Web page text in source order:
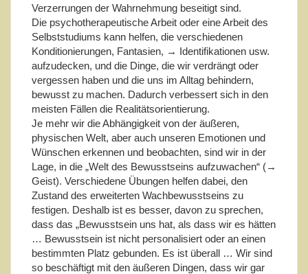
Verzerrungen der Wahrnehmung beseitigt sind.
Die psychotherapeutische Arbeit oder eine Arbeit des
Selbststudiums kann helfen, die verschiedenen
Konditionierungen, Fantasien, → Identifikationen usw.
aufzudecken, und die Dinge, die wir verdrängt oder
vergessen haben und die uns im Alltag behindern,
bewusst zu machen. Dadurch verbessert sich in den
meisten Fällen die Realitätsorientierung.
Je mehr wir die Abhängigkeit von der äußeren,
physischen Welt, aber auch unseren Emotionen und
Wünschen erkennen und beobachten, sind wir in der
Lage, in die „Welt des Bewusstseins aufzuwachen“ (→
Geist). Verschiedene Übungen helfen dabei, den
Zustand des erweiterten Wachbewusstseins zu
festigen. Deshalb ist es besser, davon zu sprechen,
dass das „Bewusstsein uns hat, als dass wir es hätten
… Bewusstsein ist nicht personalisiert oder an einen
bestimmten Platz gebunden. Es ist überall … Wir sind
so beschäftigt mit den äußeren Dingen, dass wir gar